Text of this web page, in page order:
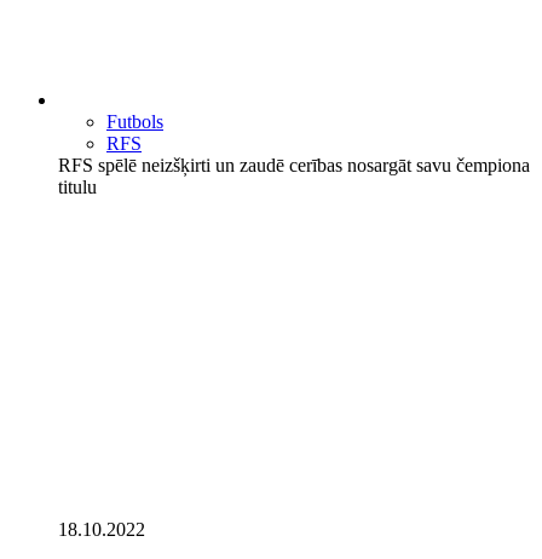
Futbols
RFS
RFS spēlē neizšķirti un zaudē cerības nosargāt savu čempiona
titulu
18.10.2022